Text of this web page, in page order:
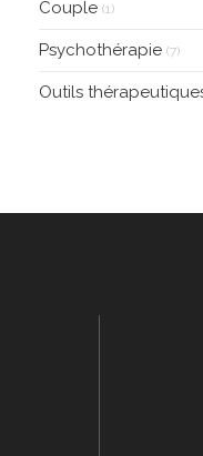
Couple (1)
Psychothérapie (7)
Outils